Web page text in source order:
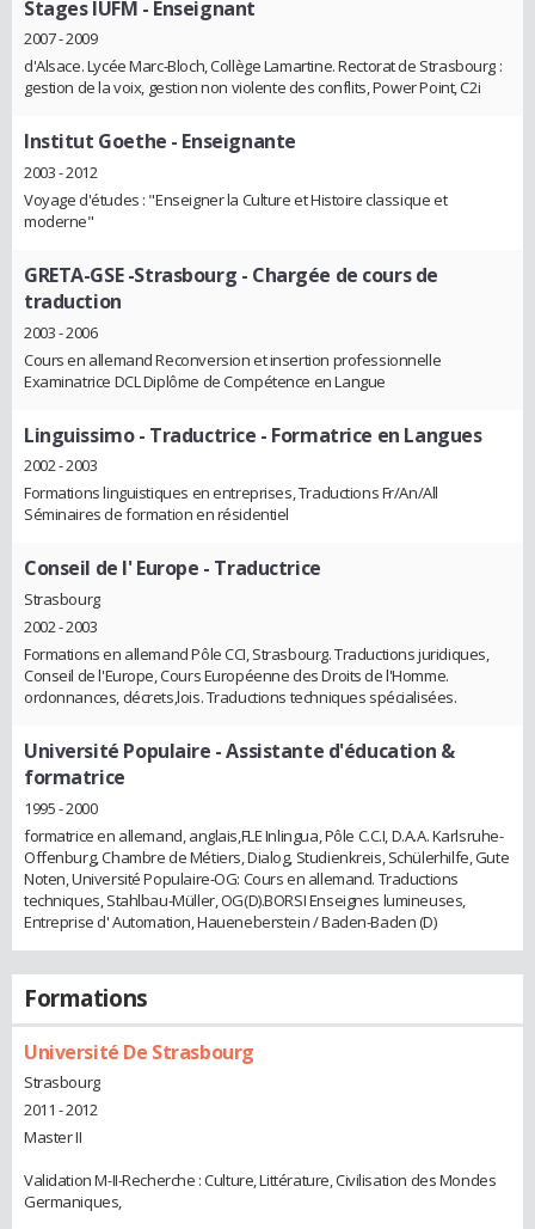
Stages IUFM - Enseignant
2007 - 2009
d'Alsace. Lycée Marc-Bloch, Collège Lamartine. Rectorat de Strasbourg :
gestion de la voix, gestion non violente des conflits, Power Point, C2i
Institut Goethe - Enseignante
2003 - 2012
Voyage d'études : "Enseigner la Culture et Histoire classique et
moderne"
GRETA-GSE -Strasbourg - Chargée de cours de
traduction
2003 - 2006
Cours en allemand Reconversion et insertion professionnelle
Examinatrice DCL Diplôme de Compétence en Langue
Linguissimo- Traductrice - Formatrice en Langues
2002 - 2003
Formations linguistiques en entreprises, Traductions Fr/An/All
Séminaires de formation en résidentiel
Conseil de l' Europe - Traductrice
Strasbourg
2002 - 2003
Formations en allemand Pôle CCI, Strasbourg. Traductions juridiques,
Conseil de l'Europe, Cours Européenne des Droits de l'Homme.
ordonnances, décrets,lois. Traductions techniques spécialisées.
Université Populaire - Assistante d'éducation &
formatrice
1995 - 2000
formatrice en allemand, anglais,FLE Inlingua, Pôle C.C.I, D.A.A. Karlsruhe-
Offenburg, Chambre de Métiers, Dialog, Studienkreis, Schülerhilfe, Gute
Noten, Université Populaire-OG: Cours en allemand. Traductions
techniques, Stahlbau-Müller, OG(D).BORSI Enseignes lumineuses,
Entreprise d' Automation, Haueneberstein / Baden-Baden (D)
Formations
Université De Strasbourg
Strasbourg
2011 - 2012
Master II
Validation M-II-Recherche : Culture, Littérature, Civilisation des Mondes
Germaniques,